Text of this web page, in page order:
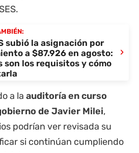
subió la asignación por
a $87.926 en agosto:
son los requisitos y cómo
›
a la auditoría en curso
de Javier Milei,
podrían ver revisada su
si continúan cumpliendo